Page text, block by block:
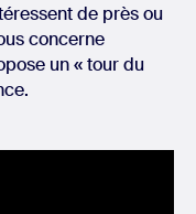
de près ou
concerne
un « tour du